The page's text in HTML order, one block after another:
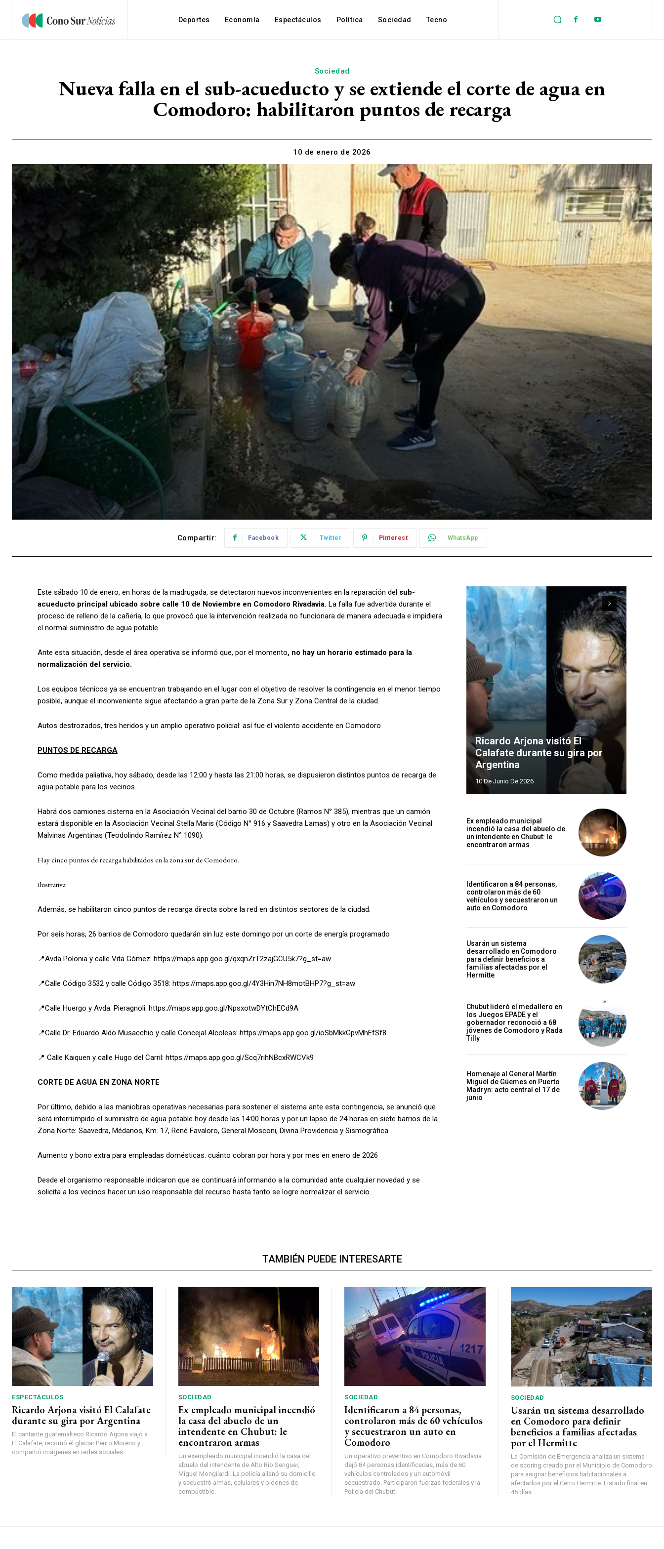
Deportes Economía Espectáculos Política Sociedad Tecno
Sociedad
Nueva falla en el sub-acueducto y se extiende el corte de agua en
Comodoro: habilitaron puntos de recarga
10 de enero de 2026
Compartir: Facebook Twitter Pinterest WhatsApp
Este sábado 10 de enero, en horas de la madrugada, se detectaron nuevos inconvenientes en la reparación del sub-
acueducto principal ubicado sobre calle 10 de Noviembre en Comodoro Rivadavia. La falla fue advertida durante el
proceso de relleno de la cañería, lo que provocó que la intervención realizada no funcionara de manera adecuada e impidiera
el normal suministro de agua potable.
Ante esta situación, desde el área operativa se informó que, por el momento, no hay un horario estimado para la
normalización del servicio.
Los equipos técnicos ya se encuentran trabajando en el lugar con el objetivo de resolver la contingencia en el menor tiempo
posible, aunque el inconveniente sigue afectando a gran parte de la Zona Sur y Zona Central de la ciudad.
Autos destrozados, tres heridos y un amplio operativo policial: así fue el violento accidente en Comodoro
PUNTOS DE RECARGA
Como medida paliativa, hoy sábado, desde las 12:00 y hasta las 21:00 horas, se dispusieron distintos puntos de recarga de
agua potable para los vecinos.
Habrá dos camiones cisterna en la Asociación Vecinal del barrio 30 de Octubre (Ramos N° 385), mientras que un camión
estará disponible en la Asociación Vecinal Stella Maris (Código N° 916 y Saavedra Lamas) y otro en la Asociación Vecinal
Malvinas Argentinas (Teodolindo Ramírez N° 1090).
Hay cinco puntos de recarga habilitados en la zona sur de Comodoro.
Ilustrativa
Además, se habilitaron cinco puntos de recarga directa sobre la red en distintos sectores de la ciudad:
Por seis horas, 26 barrios de Comodoro quedarán sin luz este domingo por un corte de energía programado
📍Avda Polonia y calle Vita Gómez: https://maps.app.goo.gl/qxqnZrT2zajGCU5k7?g_st=aw
📍Calle Código 3532 y calle Código 3518: https://maps.app.goo.gl/4Y3Hin7NH8motBHP7?g_st=aw
📍Calle Huergo y Avda. Pieragnoli: https://maps.app.goo.gl/NpsxotwDYtChECd9A
📍Calle Dr. Eduardo Aldo Musacchio y calle Concejal Alcoleas: https://maps.app.goo.gl/ioSbMkkGpvMhEfSf8
📍 Calle Kaiquen y calle Hugo del Carril: https://maps.app.goo.gl/Scq7rihNBcxRWCVk9
CORTE DE AGUA EN ZONA NORTE
Por último, debido a las maniobras operativas necesarias para sostener el sistema ante esta contingencia, se anunció que
será interrumpido el suministro de agua potable hoy desde las 14:00 horas y por un lapso de 24 horas en siete barrios de la
Zona Norte: Saavedra, Médanos, Km. 17, René Favaloro, General Mosconi, Divina Providencia y Sismográfica.
Aumento y bono extra para empleadas domésticas: cuánto cobran por hora y por mes en enero de 2026
Desde el organismo responsable indicaron que se continuará informando a la comunidad ante cualquier novedad y se
solicita a los vecinos hacer un uso responsable del recurso hasta tanto se logre normalizar el servicio.
Ricardo Arjona visitó El
Calafate durante su gira por
Argentina
10 De Junio De 2026
Ex empleado municipal
incendió la casa del abuelo de
un intendente en Chubut: le
encontraron armas
Identificaron a 84 personas,
controlaron más de 60
vehículos y secuestraron un
auto en Comodoro
Usarán un sistema
desarrollado en Comodoro
para definir beneficios a
familias afectadas por el
Hermitte
Chubut lideró el medallero en
los Juegos EPADE y el
gobernador reconoció a 68
jóvenes de Comodoro y Rada
Tilly
Homenaje al General Martín
Miguel de Güemes en Puerto
Madryn: acto central el 17 de
junio
TAMBIÉN PUEDE INTERESARTE
ESPECTÁCULOS
Ricardo Arjona visitó El Calafate
durante su gira por Argentina
El cantante guatemalteco Ricardo Arjona viajó a
El Calafate, recorrió el glaciar Perito Moreno y
compartió imágenes en redes sociales.
SOCIEDAD
Ex empleado municipal incendió
la casa del abuelo de un
intendente en Chubut: le
encontraron armas
Un exempleado municipal incendió la casa del
abuelo del intendente de Alto Río Senguer,
Miguel Mongilardi. La policía allanó su domicilio
y secuestró armas, celulares y bidones de
combustible.
SOCIEDAD
Identificaron a 84 personas,
controlaron más de 60 vehículos
y secuestraron un auto en
Comodoro
Un operativo preventivo en Comodoro Rivadavia
dejó 84 personas identificadas, más de 60
vehículos controlados y un automóvil
secuestrado. Participaron fuerzas federales y la
Policía del Chubut.
SOCIEDAD
Usarán un sistema desarrollado
en Comodoro para definir
beneficios a familias afectadas
por el Hermitte
La Comisión de Emergencia analiza un sistema
de scoring creado por el Municipio de Comodoro
para asignar beneficios habitacionales a
afectados por el Cerro Hermitte. Listado final en
45 días.